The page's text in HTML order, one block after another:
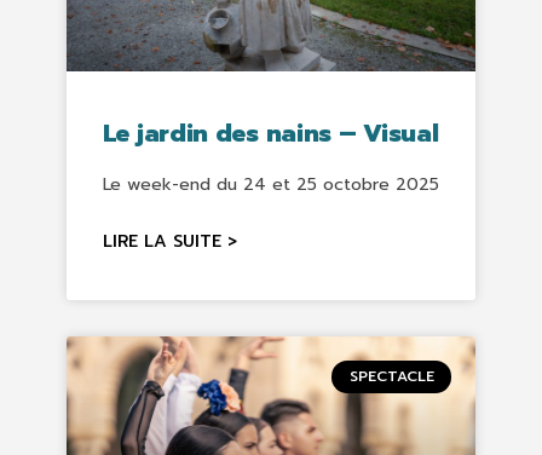
Le jardin des nains – Visual
Le week-end du 24 et 25 octobre 2025
LIRE LA SUITE >
SPECTACLE